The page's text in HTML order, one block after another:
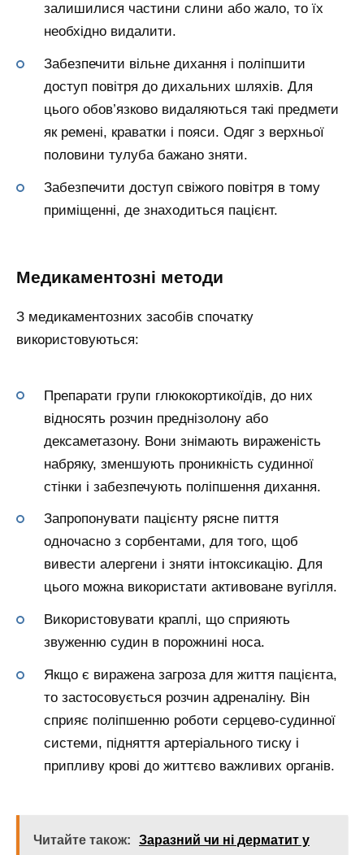
залишилися частини слини або жало, то їх
необхідно видалити.
Забезпечити вільне дихання і поліпшити
доступ повітря до дихальних шляхів. Для
цього обов’язково видаляються такі предмети
як ремені, краватки і пояси. Одяг з верхньої
половини тулуба бажано зняти.
Забезпечити доступ свіжого повітря в тому
приміщенні, де знаходиться пацієнт.
Медикаментозні методи
З медикаментозних засобів спочатку
використовуються:
Препарати групи глюкокортикоїдів, до них
відносять розчин преднізолону або
дексаметазону. Вони знімають вираженість
набряку, зменшують проникність судинної
стінки і забезпечують поліпшення дихання.
Запропонувати пацієнту рясне пиття
одночасно з сорбентами, для того, щоб
вивести алергени і зняти інтоксикацію. Для
цього можна використати активоване вугілля.
Використовувати краплі, що сприяють
звуженню судин в порожнині носа.
Якщо є виражена загроза для життя пацієнта,
то застосовується розчин адреналіну. Він
сприяє поліпшенню роботи серцево-судинної
системи, підняття артеріального тиску і
припливу крові до життєво важливих органів.
Читайте також:
Заразний чи ні дерматит у